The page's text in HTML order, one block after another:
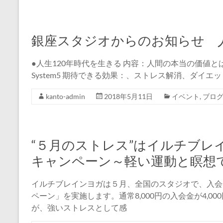
銀座スタジオからのお知らせ
●人生120年時代を生きる 内容：人間の本当の価値
System5 期待できる効果：、ストレス解消、ダイエ
kanto-admin 2018年5月11日 イベント , ブログ
“５月のストレス”はイルチブレ
キャンペーン～軽い運動と瞑
イルチブレインヨガは５月、全国のスタジオで、入
ペーン」を実施します。通常8,000円の入会金が
が、強いストレスとして感